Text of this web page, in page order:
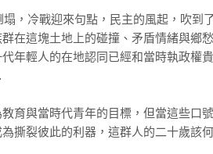
，冷戰迎來句點，民主的風起，吹到
在這塊土地上的碰撞、矛盾情緒與鄉
年輕人的在地認同已經和當時執政權
育與當時代青年的目標，但當這些口
撕裂彼此的利器，這群人的二十歲該